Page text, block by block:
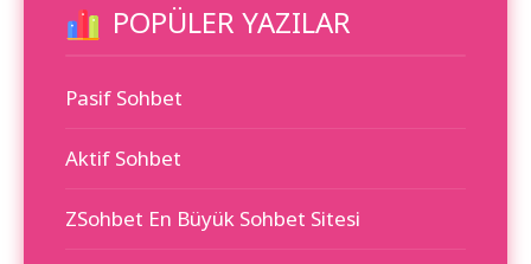
POPÜLER YAZILAR
Pasif Sohbet
Aktif Sohbet
ZSohbet En Büyük Sohbet Sitesi